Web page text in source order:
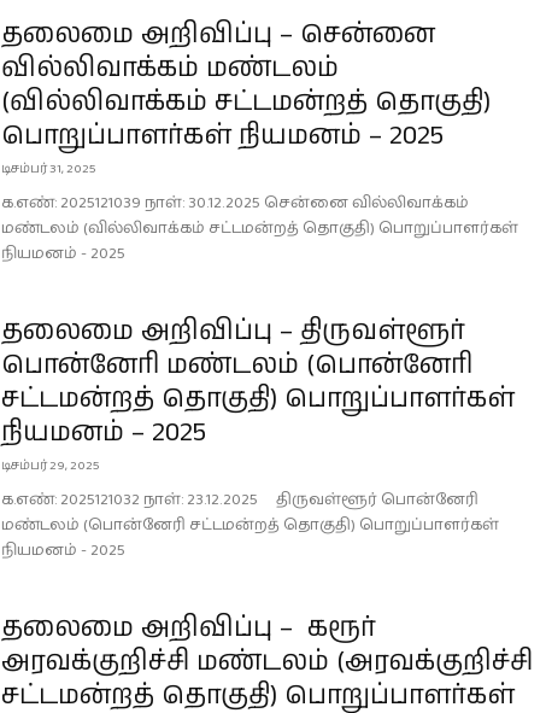
தலைமை அறிவிப்பு – சென்னை
வில்லிவாக்கம் மண்டலம்
(வில்லிவாக்கம் சட்டமன்றத் தொகுதி)
பொறுப்பாளர்கள் நியமனம் – 2025
டிசம்பர் 31, 2025
க.எண்: 2025121039 நாள்: 30.12.2025 சென்னை வில்லிவாக்கம்
மண்டலம் (வில்லிவாக்கம் சட்டமன்றத் தொகுதி) பொறுப்பாளர்கள்
நியமனம் - 2025
தலைமை அறிவிப்பு – திருவள்ளூர்
பொன்னேரி மண்டலம் (பொன்னேரி
சட்டமன்றத் தொகுதி) பொறுப்பாளர்கள்
நியமனம் – 2025
டிசம்பர் 29, 2025
க.எண்: 2025121032 நாள்: 23.12.2025 திருவள்ளூர் பொன்னேரி
மண்டலம் (பொன்னேரி சட்டமன்றத் தொகுதி) பொறுப்பாளர்கள்
நியமனம் - 2025
தலைமை அறிவிப்பு – கரூர்
அரவக்குறிச்சி மண்டலம் (அரவக்குறிச்சி
சட்டமன்றத் தொகுதி) பொறுப்பாளர்கள்